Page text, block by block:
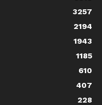
3257
2194
1943
1185
610
407
228